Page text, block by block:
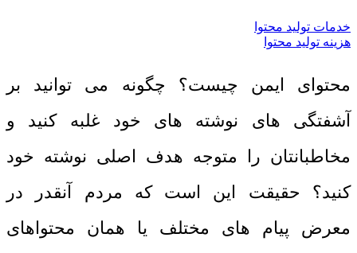
خدمات تولید محتوا
هزینه تولید محتوا
محتوای ایمن چیست؟ چگونه می توانید بر
آشفتگی های نوشته های خود غلبه کنید و
مخاطبانتان را متوجه هدف اصلی نوشته خود
کنید؟ حقیقت این است که مردم آنقدر در
معرض پیام های مختلف یا همان محتواهای